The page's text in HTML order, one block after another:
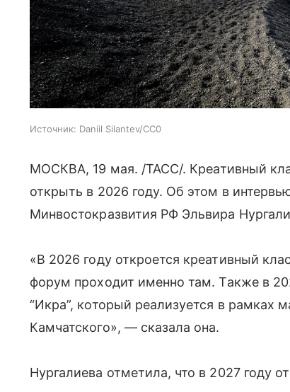
Источник: Daniil Silantev/CC0
МОСКВА, 19 мая. /ТАСС/. Креативный
открыть в 2026 году. Об этом в
Минвостокразвития РФ Эльвира
«В 2026 году откроется креативный
форум проходит именно там. Также в
“Икра”, который реализуется в рамках
Камчатского», — сказала она.
Нургалиева отметила, что в 2027 году